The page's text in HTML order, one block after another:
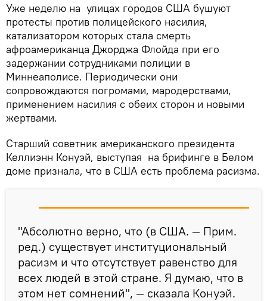
Уже неделю на улицах городов США бушуют
протесты против полицейского насилия,
катализатором которых стала смерть
афроамериканца Джорджа Флойда при его
задержании сотрудниками полиции в
Миннеаполисе. Периодически они
сопровождаются погромами, мародерствами,
применением насилия с обеих сторон и новыми
жертвами.
Старший советник американского президента
Келлиэнн Конуэй, выступая на брифинге в Белом
доме признала, что в США есть проблема расизма.
"Абсолютно верно, что (в США. — Прим.
ред.) существует институциональный
расизм и что отсутствует равенство для
всех людей в этой стране. Я думаю, что в
этом нет сомнений", — сказала Конуэй.